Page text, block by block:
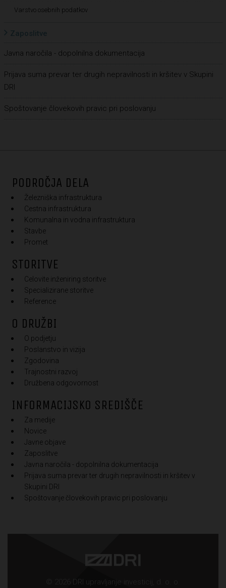
Varstvo osebnih podatkov
Zaposlitve
Javna naročila - dopolnilna dokumentacija
Prijava suma prevar ter drugih nepravilnosti in kršitev v Skupini
DRI
Spoštovanje človekovih pravic pri poslovanju
PODROČJA DELA
Železniška infrastruktura
Cestna infrastruktura
Komunalna in vodna infrastruktura
Stavbe
Promet
STORITVE
Celovite inženiring storitve
Specializirane storitve
Reference
O DRUŽBI
O podjetju
Poslanstvo in vizija
Zgodovina
Trajnostni razvoj
Družbena odgovornost
INFORMACIJSKO SREDIŠČE
Za medije
Novice
Javne objave
Zaposlitve
Javna naročila - dopolnilna dokumentacija
Prijava suma prevar ter drugih nepravilnosti in kršitev v
Skupini DRI
Spoštovanje človekovih pravic pri poslovanju
© 2026 DRI upravljanje investicij, d. o. o.